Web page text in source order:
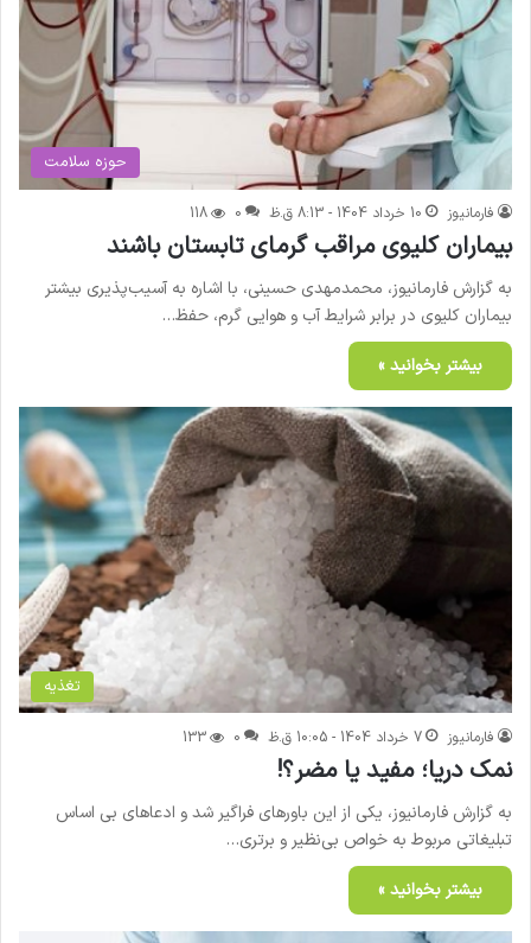
حوزه سلامت
فارمانیوز 10 خرداد 1404 - 8:13 ق.ظ 0
118
بیماران کلیوی مراقب گرمای تابستان باشند
به گزارش فارمانیوز، محمدمهدی حسینی، با اشاره به آسیب‌پذیری بیشتر
بیماران کلیوی در برابر شرایط آب و هوایی گرم، حفظ…
بیشتر بخوانید »
تغذیه
فارمانیوز 7 خرداد 1404 - 10:05 ق.ظ 0
133
نمک دریا؛ مفید یا مضر؟!
به گزارش فارمانیوز، یکی از این باورهای فراگیر شد و ادعاهای بی اساس
تبلیغاتی مربوط به خواص بی‌نظیر و برتری…
بیشتر بخوانید »